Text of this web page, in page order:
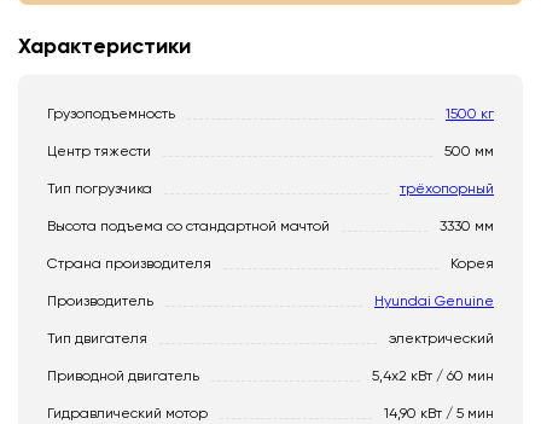
Характеристики
Грузоподъемность 1500 кг
Центр тяжести 500 мм
Тип погрузчика трёхопорный
Высота подъема со стандартной мачтой 3330 мм
Страна производителя Корея
Производитель Hyundai Genuine
Тип двигателя электрический
Приводной двигатель 5,4x2 кВт / 60 мин
Гидравлический мотор 14,90 кВт / 5 мин